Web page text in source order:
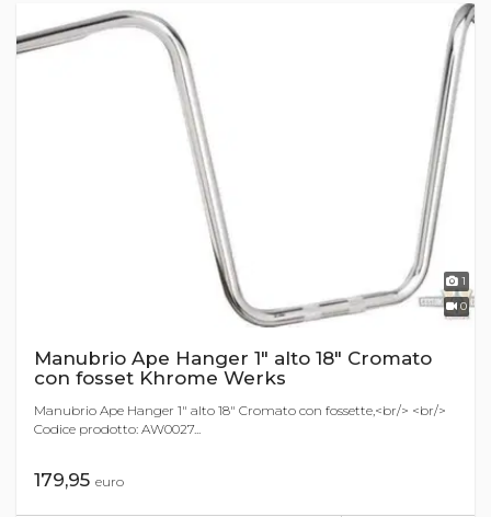
1
0
Manubrio Ape Hanger 1" alto 18" Cromato
con fosset Khrome Werks
Manubrio Ape Hanger 1" alto 18" Cromato con fossette,<br/> <br/>
Codice prodotto: AW0027...
179,95 euro